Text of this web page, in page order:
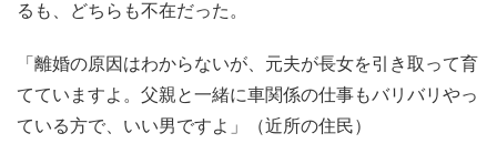
るも、どちらも不在だった。
「離婚の原因はわからないが、元夫が長女を引き取って育
てていますよ。父親と一緒に車関係の仕事もバリバリやっ
ている方で、いい男ですよ」（近所の住民）